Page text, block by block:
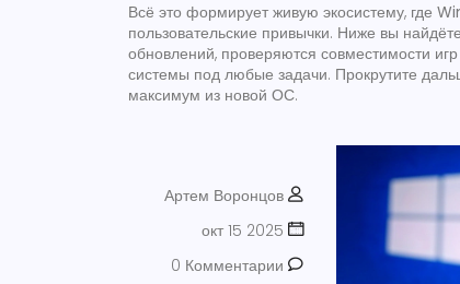
Всё это формирует живую экосистему, где
пользовательские привычки. Ниже вы
обновлений, проверяются совместимости
системы под любые задачи. Прокрутите
максимум из новой ОС.
Артем Воронцов
окт 15 2025
0 Комментарии